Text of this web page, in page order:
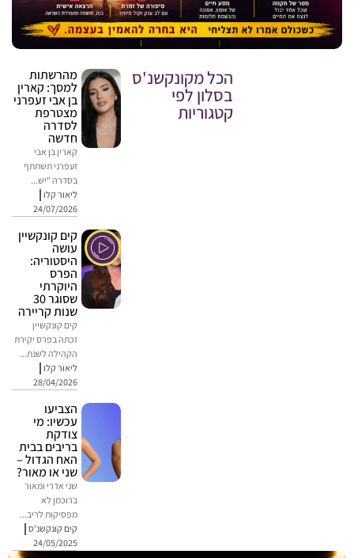
הכל מקונקשנ'ס
בסלון לפי
קטגוריות
מהרשתות
למסך: קארין
בן אבי זעפרני
מצטרפת
לסדרה
חדשה
קארין בן אבי
זעפרני תשתתף
בסדרה "יש...
ליאור קלו
24/07/2026
קים קונקשיין
עושה
היסטוריה:
הפרס
היוקרתי
שסוגר 30
שנות קריירה
קים קונקשיין
זכתה בפרס יקירת
הקהילה לשנת...
ליאור קלו
28/04/2026
הצביעו
עכשיו: מי
צודקת
בריבים בבית
האח הגדול –
שני או מאור?
שני אדרי ומאור
ברוכמן לא
מפסיקות לריב...
קים קונקשנ'ס
24/05/2025